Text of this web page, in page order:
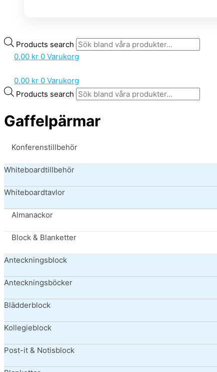
Products search
0,00 kr 0 Varukorg
0,00 kr 0 Varukorg
Products search
Gaffelpärmar
Konferenstillbehör
Whiteboardtillbehör
Whiteboardtavlor
Almanackor
Block & Blanketter
Anteckningsblock
Anteckningsböcker
Blädderblock
Kollegieblock
Post-it & Notisblock